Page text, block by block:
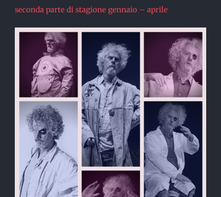
seconda parte di stagione gennaio – aprile